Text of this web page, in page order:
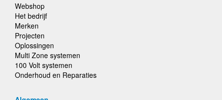
Webshop
Het bedrijf
Merken
Projecten
Oplossingen
Multi Zone systemen
100 Volt systemen
Onderhoud en Reparaties